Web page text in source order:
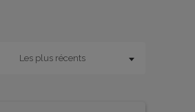
Les plus récents